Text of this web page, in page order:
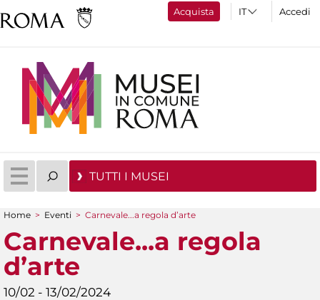
Acquista Accedi
TUTTI I MUSEI
Tu sei qui
Home > Eventi > Carnevale...a regola d’arte
Carnevale...a regola
d’arte
10/02 - 13/02/2024